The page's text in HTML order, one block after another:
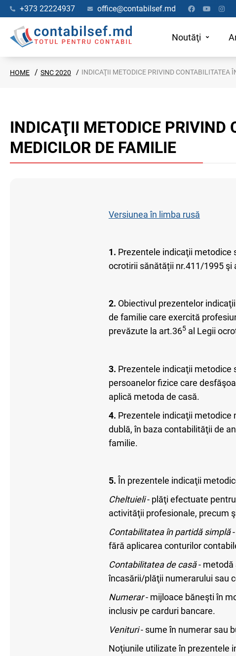
+373 22224937 office@contabilsef.md
Noutăţi
HOME SNC 2020 INDICAŢII METODICE PRIVIND CONTABILITATEA
INDICAŢII METODICE PRIVIND
MEDICILOR DE FAMILIE
Versiunea în limba rusă
1. Prezentele indicaţii metodice
ocrotirii sănătății nr.411/1995 şi
2. Obiectivul prezentelor
de familie care exercită
prevăzute la art.365 al Legii
3. Prezentele indicaţii metodice
persoanelor fizice care
aplică metoda de casă.
4. Prezentele indicaţii metodice
dublă, în baza contabilităţii de
familie.
5. În prezentele indicaţii
Cheltuieli- plăţi efectuate
activităţii profesionale, precum
Contabilitatea în partidă simplă-
fără aplicarea conturilor
Contabilitatea de casă- metodă
încasării/plăţii numerarului sau
Numerar- mijloace băneşti în
inclusiv pe carduri bancare.
Venituri- sume în numerar sau
Noţiunile utilizate în prezentele